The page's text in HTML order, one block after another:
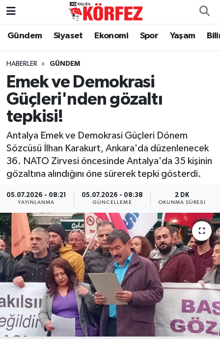
Gündem Siyaset Ekonomi Spor Yaşam
HABERLER GÜNDEM
Emek ve Demokrasi
Güçleri'nden gözaltı
tepkisi!
Antalya Emek ve Demokrasi Güçleri Dönem
Sözcüsü İlhan Karakurt, Ankara'da düzenlenecek
36. NATO Zirvesi öncesinde Antalya'da 35 kişinin
gözaltına alındığını öne sürerek tepki gösterdi.
05.07.2026 - 08:21
YAYINLANMA
05.07.2026 - 08:38
GÜNCELLEME
2 DK
OKUNMA SÜRESI
Gündem
Siyaset
Yerel Yönetim
Ekonomi
Spor
Yaşam
Dünya
Eğitim
Sağlık
Magazin
Turizm
Nöbetçi Eczaneler
Hava Durumu
Trafik Durumu
Süper Lig Puan Durumu ve Fikstür
Tüm Manşetler
Son Dakika Haberleri